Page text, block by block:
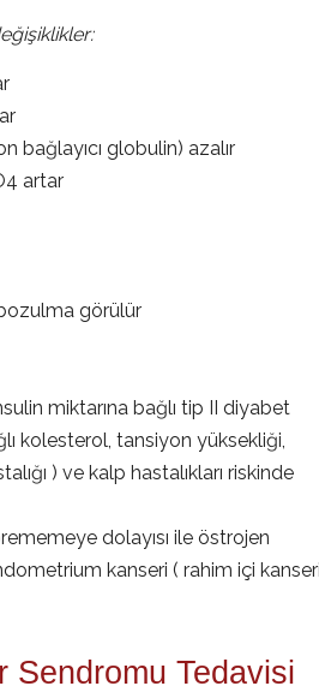
bağlayıcı globulin) azalır
artar
görülür
miktarına bağlı tip II diyabet
kolesterol, tansiyon yüksekliği,
) ve kalp hastalıkları riskinde
dolayısı ile östrojen
kanseri ( rahim içi
Sendromu Tedavisi